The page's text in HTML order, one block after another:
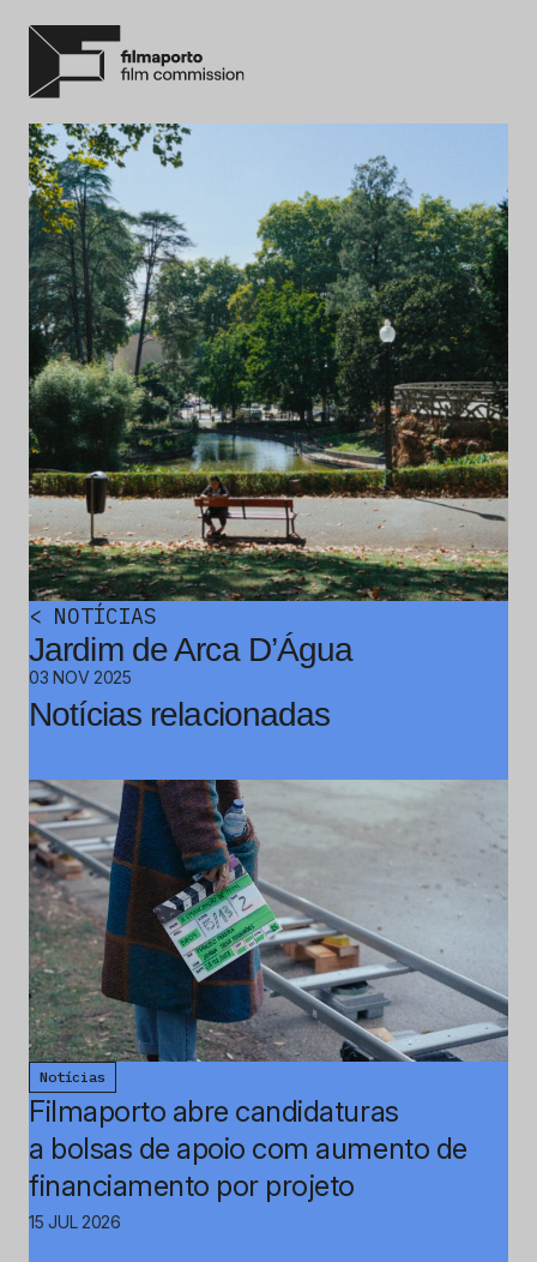
< NOTÍCIAS
Jardim de Arca D’Água
03 NOV 2025
Notícias relacionadas
Notícias
Filmaporto abre candidaturas
a bolsas de apoio com aumento de
financiamento por projeto
15 JUL 2026